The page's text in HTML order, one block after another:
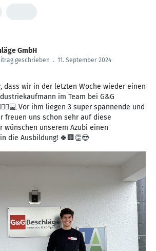
GmbH
geschrieben . 11. September 2024
dass wir in der letzten Woche wieder einen
im Team bei G&G
Vor ihm liegen 3 super spannende und
freuen uns schon sehr auf diese
wünschen unserem Azubi einen
die Ausbildung! 🍀🏢👏😎